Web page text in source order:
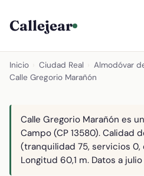
Callejear
Inicio Ciudad Real Almodóvar
Calle Gregorio Marañón
Calle Gregorio Marañón es
Campo (CP 13580). Calidad
(tranquilidad 75, servicios 0,
Longitud 60,1 m. Datos a